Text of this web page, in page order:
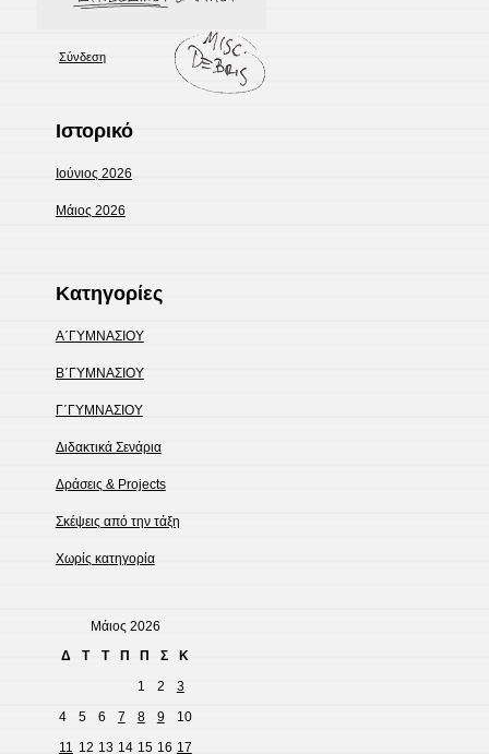
Σύνδεση
Ιστορικό
Ιούνιος 2026
Μάιος 2026
Kατηγορίες
Α΄ΓΥΜΝΑΣΙΟΥ
Β΄ΓΥΜΝΑΣΙΟΥ
Γ΄ΓΥΜΝΑΣΙΟΥ
Διδακτικά Σενάρια
Δράσεις & Projects
Σκέψεις από την τάξη
Χωρίς κατηγορία
Μάιος 2026
Δ
Τ Τ Π Π Σ
Κ
1
2
3
4
5 6 7 8 9
10
11 12 13 14 15 16 17